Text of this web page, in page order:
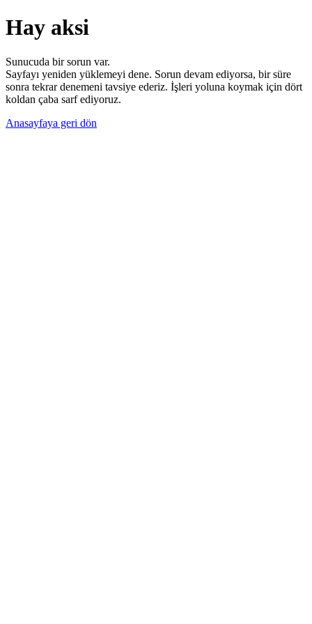
Hay aksi
Sunucuda bir sorun var.
Sayfayı yeniden yüklemeyi dene. Sorun devam ediyorsa, bir süre
sonra tekrar denemeni tavsiye ederiz. İşleri yoluna koymak için dört
koldan çaba sarf ediyoruz.
Anasayfaya geri dön